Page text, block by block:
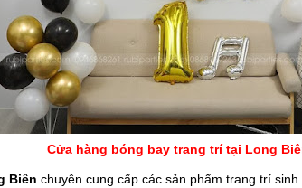
Cửa hàng bóng bay trang trí tại Long
Biên chuyên cung cấp các sản phẩm trang trí